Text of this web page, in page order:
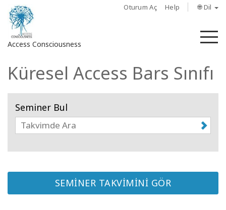
Oturum Aç Help 🌐 Dil
Access Consciousness
Hesabınızda
açın
Hakkında
Küresel Access Bars Sınıfı
Seminer Bul
SEMİNER TAKVİMİNİ GÖR